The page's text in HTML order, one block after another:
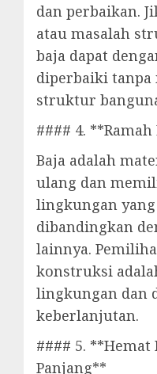
dan perbaikan.
atau masalah
baja dapat
diperbaiki
struktur
#### 4.
Baja adalah
ulang dan
lingkungan
dibandingkan
lainnya.
konstruksi
lingkungan dan
keberlanjutan.
#### 5. **Hemat
Panjang**